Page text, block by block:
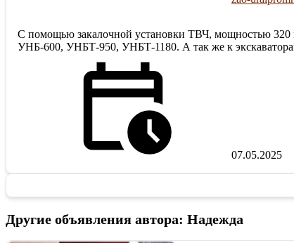
С помощью закалочной установки ТВЧ, мощностью 320
УНБ-600, УНБТ-950, УНБТ-1180. А так же к
07.05.2025
Другие объявления автора: Надежда